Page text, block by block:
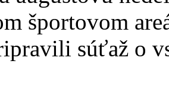
športovom
súťaž o